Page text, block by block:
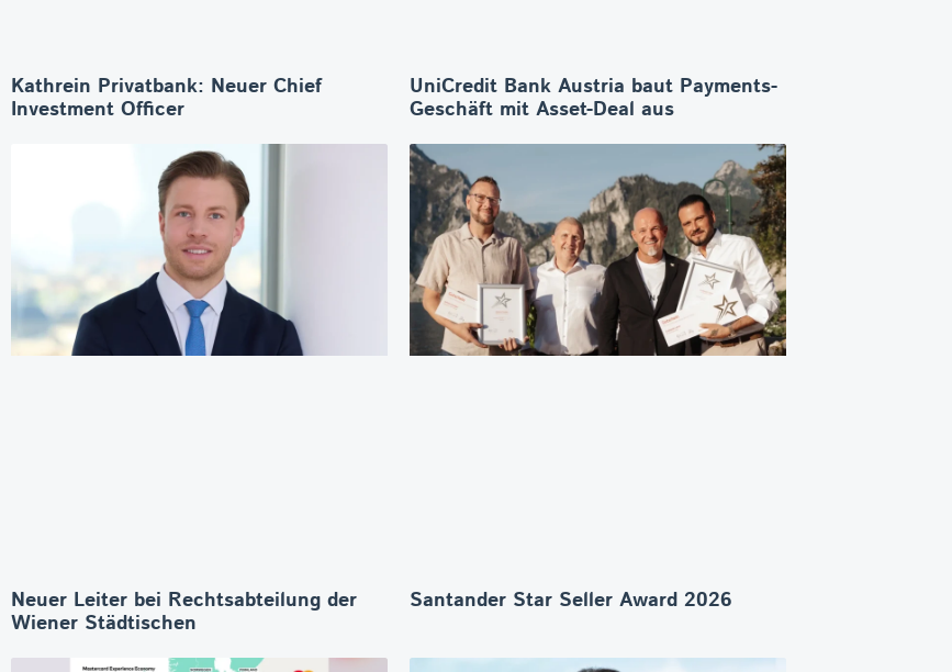
Kathrein Privatbank: Neuer Chief
Investment Officer
UniCredit Bank Austria baut Payments-
Geschäft mit Asset-Deal aus
Neuer Leiter bei Rechtsabteilung der
Wiener Städtischen
Santander Star Seller Award 2026